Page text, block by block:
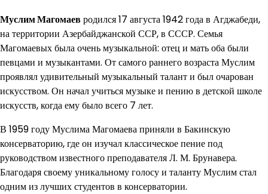
Муслим Магомаевродился 17 августа 1942 года в Агджабеди,
на территории Азербайджанской ССР, в СССР. Семья
Магомаевых была очень музыкальной: отец и мать оба были
певцами и музыкантами. От самого раннего возраста Муслим
проявлял удивительный музыкальный талант и был очарован
искусством. Он начал учиться музыке и пению в детской школе
искусств, когда ему было всего 7 лет.
В 1959 году Муслима Магомаева приняли в Бакинскую
консерваторию, где он изучал классическое пение под
руководством известного преподавателя Л. М. Брунавера.
Благодаря своему уникальному голосу и таланту Муслим стал
одним из лучших студентов в консерватории.